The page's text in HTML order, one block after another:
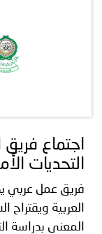
اجتماع
التحديات
فريق عمل عربي
العربية
المعني بدراسة